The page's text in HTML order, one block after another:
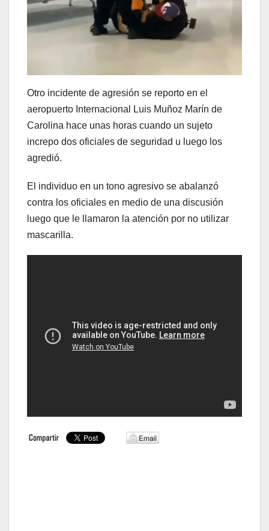
Otro incidente de agresión se reporto en el
aeropuerto Internacional Luis Muñoz Marín de
Carolina hace unas horas cuando un sujeto
increpo dos oficiales de seguridad u luego los
agredió.
El individuo en un tono agresivo se abalanzó
contra los oficiales en medio de una discusión
luego que le llamaron la atención por no utilizar
mascarilla.